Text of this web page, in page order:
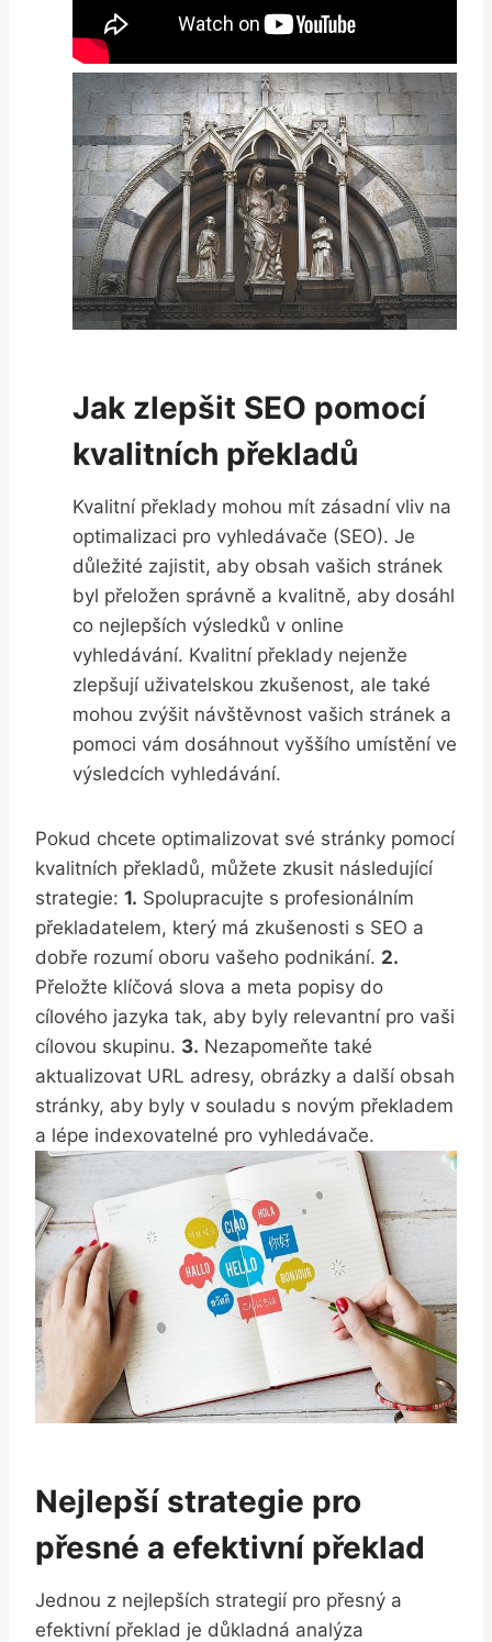
Jak zlepšit SEO pomocí
kvalitních překladů
Kvalitní překlady mohou mít zásadní vliv na
optimalizaci‌ pro vyhledávače (SEO). Je
důležité zajistit, aby obsah vašich stránek
byl přeložen správně a kvalitně,‌ aby ‍dosáhl
co nejlepších výsledků v online
‌vyhledávání. Kvalitní překlady nejenže
zlepšují uživatelskou zkušenost, ale⁢ také
mohou zvýšit​ návštěvnost vašich​ stránek a‌
pomoci⁣ vám dosáhnout vyššího umístění‍ ve⁢
výsledcích vyhledávání.
Pokud⁢ chcete optimalizovat své stránky pomocí
kvalitních ‍překladů, můžete zkusit⁢ následující
⁤strategie: 1. Spolupracujte s profesionálním
překladatelem, který má zkušenosti s SEO ‍a
dobře rozumí oboru vašeho podnikání. 2.
Přeložte ⁤klíčová slova a ⁣meta popisy do
cílového jazyka tak, aby byly relevantní pro vaši
⁢cílovou skupinu. 3. Nezapomeňte také
aktualizovat URL adresy, obrázky a další obsah⁢
stránky, ⁤aby byly v souladu s novým překladem
a lépe⁢ indexovatelné pro vyhledávače.
Nejlepší strategie ⁤pro
přesné ⁤a efektivní překlad
Jednou z nejlepších‍ strategií pro ‍přesný a
efektivní ⁣překlad ⁤je​ důkladná ‍analýza